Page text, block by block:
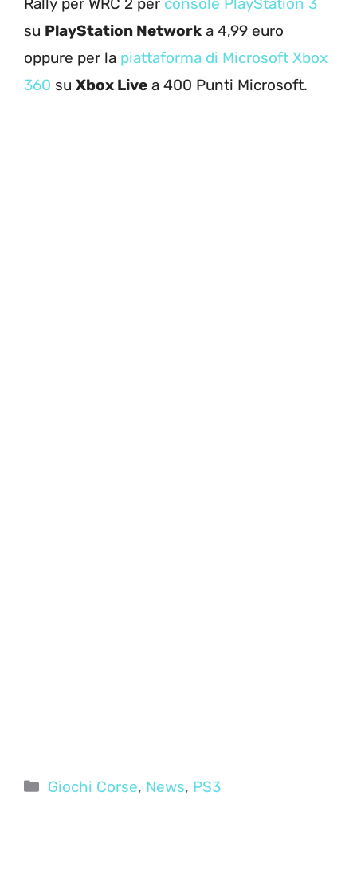
su PlayStation Network a 4,99 euro
oppure per la piattaforma di Microsoft Xbox
360 su Xbox Live a 400 Punti Microsoft.
Categorie
Giochi Corse, News, PS3